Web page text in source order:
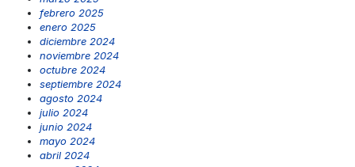
febrero 2025
enero 2025
diciembre 2024
noviembre 2024
octubre 2024
septiembre 2024
agosto 2024
julio 2024
junio 2024
mayo 2024
abril 2024